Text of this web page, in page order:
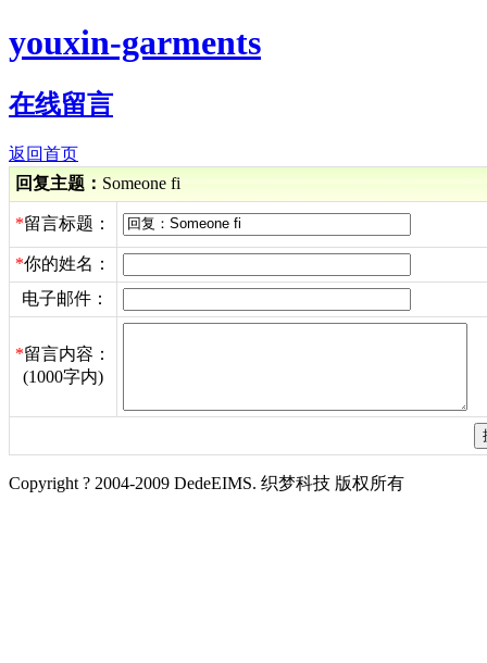
youxin-garments
在线留言
返回首页
回复主题： Someone fi
*留言标题：
*你的姓名：
电子邮件：
*留言内容：
(1000字内)
Copyright ? 2004-2009 DedeEIMS. 织梦科技 版权所有